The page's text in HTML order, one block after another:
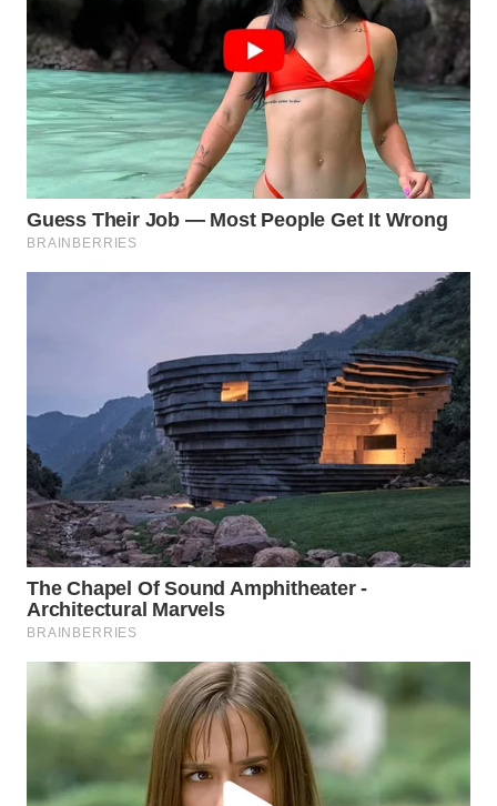
LIKUPANG
WN
LABUANBAJO
WN
BORNEO
Wahana
Media
Group
WAHANA
WAHANA
ADVOKAT
WAHANA
INFRASTRUKTUR
WAHANA